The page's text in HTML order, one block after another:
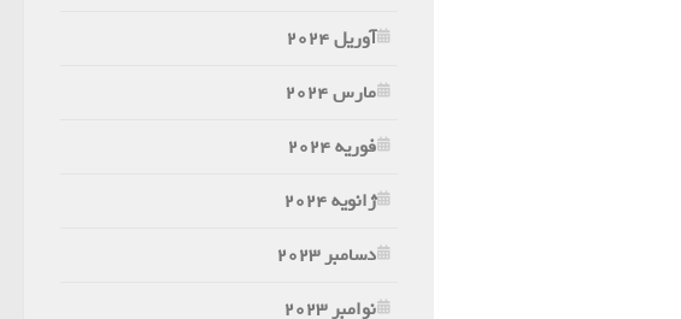
آوریل 2024
مارس 2024
فوریه 2024
ژانویه 2024
دسامبر 2023
نوامبر 2023